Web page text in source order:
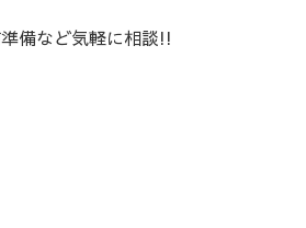
備など気軽に相談!!